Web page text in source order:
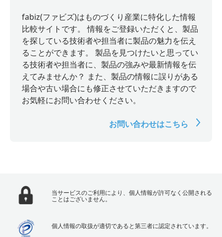
fabiz(ファビズ)はものづくり産業に特化した情報
比較サイトです。 情報をご登録いただくと、製品
を探している技術者や担当者に製品の魅力を伝え
ることができます。 製品を見つけたいと思ってい
る技術者や担当者に、製品の強みや最新情報を伝
えてみませんか？ また、製品の情報に誤りがある
場合や古い場合にも修正させていただきますので
お気軽にお問い合わせください。
お問い合わせはこちら
当サービスのご利用により、個人情報が許可なく公開される
ことはございません。
個人情報の取扱が適切であると第三者に認定されています。